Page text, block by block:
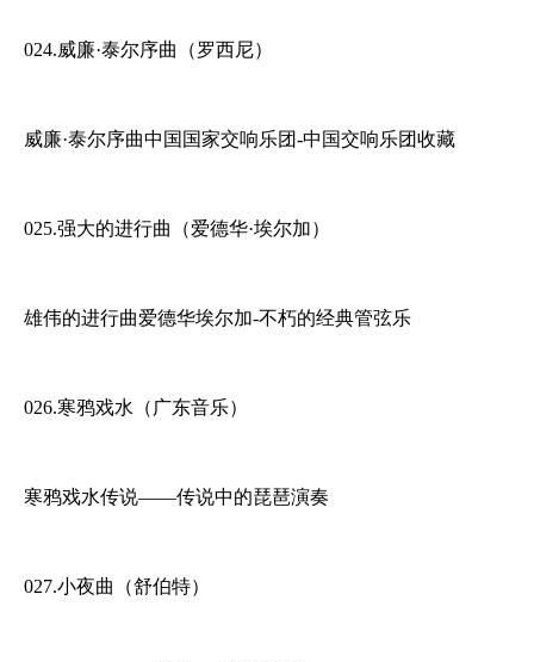
024.威廉·泰尔序曲（罗西尼）
威廉·泰尔序曲中国国家交响乐团-中国交响乐团收藏
025.强大的进行曲（爱德华·埃尔加）
雄伟的进行曲爱德华埃尔加-不朽的经典管弦乐
026.寒鸦戏水（广东音乐）
寒鸦戏水传说——传说中的琵琶演奏
027.小夜曲（舒伯特）